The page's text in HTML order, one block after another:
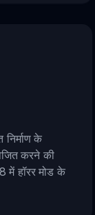
निर्माण के
करने की
हॉरर मोड के